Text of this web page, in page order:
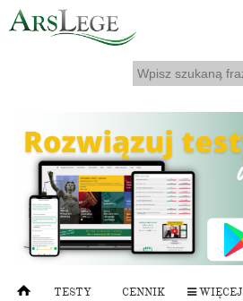
TESTY CENNIK WIĘCEJ